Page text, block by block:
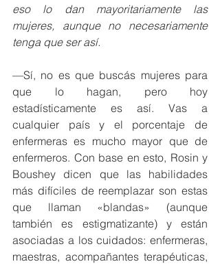
eso lo dan mayoritariamente las
mujeres, aunque no necesariamente
tenga que ser así.
—Sí, no es que buscás mujeres para
que lo hagan, pero hoy
estadísticamente es así. Vas a
cualquier país y el porcentaje de
enfermeras es mucho mayor que de
enfermeros. Con base en esto, Rosin y
Boushey dicen que las habilidades
más difíciles de reemplazar son estas
que llaman «blandas» (aunque
también es estigmatizante) y están
asociadas a los cuidados: enfermeras,
maestras, acompañantes terapéuticas,